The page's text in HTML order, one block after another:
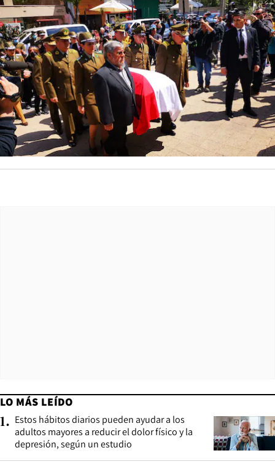
LO MÁS LEÍDO
1. Estos hábitos diarios pueden ayudar a los
adultos mayores a reducir el dolor físico y la
depresión, según un estudio